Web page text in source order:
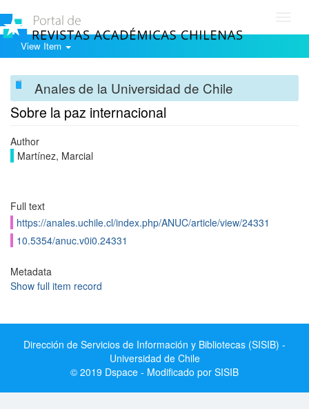
View Item
Anales de la Universidad de Chile
Sobre la paz internacional
Author
Martínez, Marcial
Full text
https://anales.uchile.cl/index.php/ANUC/article/view/24331
10.5354/anuc.v0i0.24331
Metadata
Show full item record
Dirección de Servicios de Información y Bibliotecas (SISIB) -
Universidad de Chile
© 2019 Dspace - Modificado por SISIB